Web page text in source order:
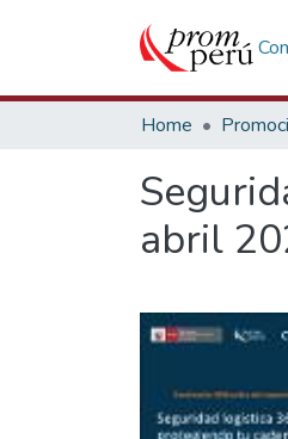
Home
abril